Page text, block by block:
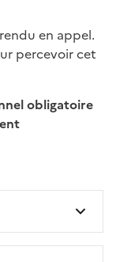
en appel.
percevoir cet
obligatoire